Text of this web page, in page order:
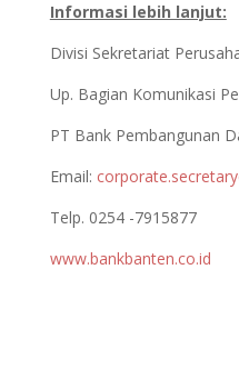
Informasi lebih lanjut:
Divisi Sekretariat
Up. Bagian Komunikasi
PT Bank Pembangunan
Email:
Telp. 0254 -7915877
www.bankbanten.co.id